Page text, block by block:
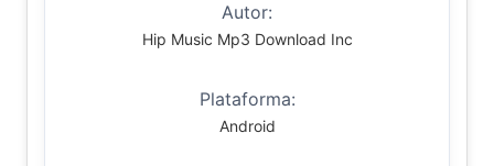
Autor:
Hip Music Mp3 Download Inc
Plataforma:
Android